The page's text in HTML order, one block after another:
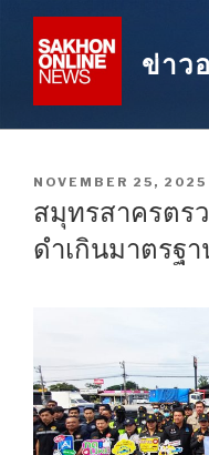
content
ข่าว
POSTED
NOVEMBER 25, 2025
สมุทรสาครตร
ดำเกินมาตรฐ